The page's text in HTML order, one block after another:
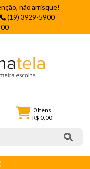
não arrisque!
(19) 3929-5900
0Itens
R$ 0,00